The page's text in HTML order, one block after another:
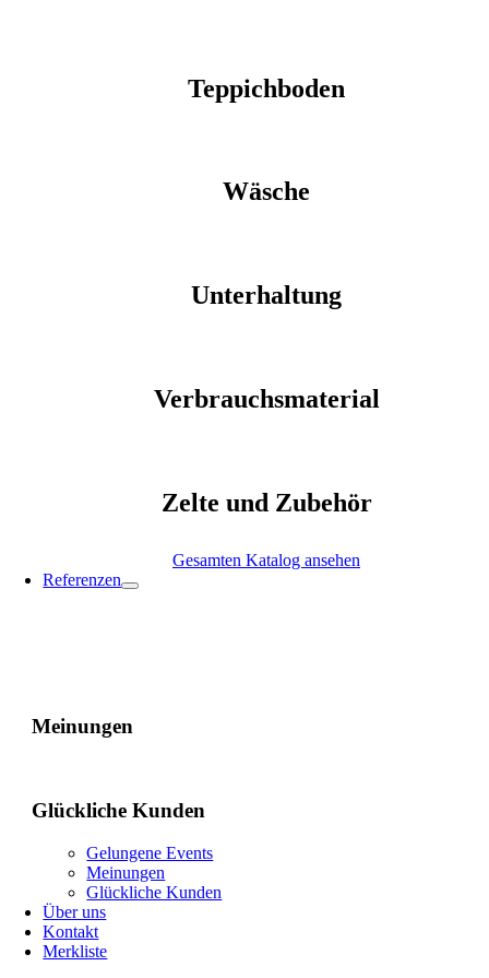
Teppichboden
Wäsche
Unterhaltung
Verbrauchsmaterial
Zelte und Zubehör
Gesamten Katalog ansehen
Referenzen
Meinungen
Glückliche Kunden
Gelungene Events
Meinungen
Glückliche Kunden
Über uns
Kontakt
Merkliste